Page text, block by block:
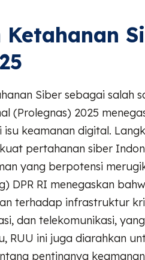
Ketahanan
Siber sebagai salah
(Prolegnas) 2025
keamanan digital.
pertahanan siber
yang berpotensi
DPR RI menegaskan
terhadap infrastruktur
dan telekomunikasi,
RUU ini juga diarahkan
pentingnya